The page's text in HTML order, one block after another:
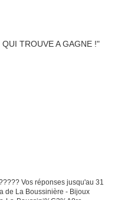
Vos réponses jusqu'au 31
de La Boussinière - Bijoux